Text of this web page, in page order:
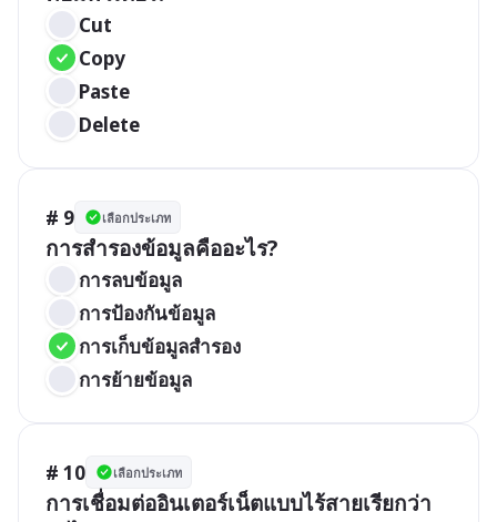
Cut
Copy
Paste
Delete
# 9 เลือกประเภท
การสำรองข้อมูลคืออะไร?
การลบข้อมูล
การป้องกันข้อมูล
การเก็บข้อมูลสำรอง
การย้ายข้อมูล
# 10 เลือกประเภท
การเชื่อมต่ออินเตอร์เน็ตแบบไร้สายเรียกว่า